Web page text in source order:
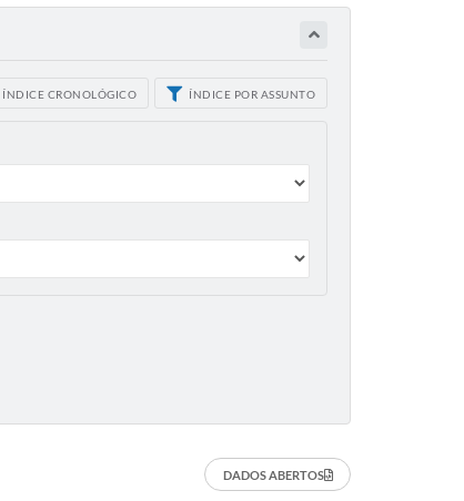
ÍNDICE CRONOLÓGICO ÍNDICE POR ASSUNTO
DADOS ABERTOS